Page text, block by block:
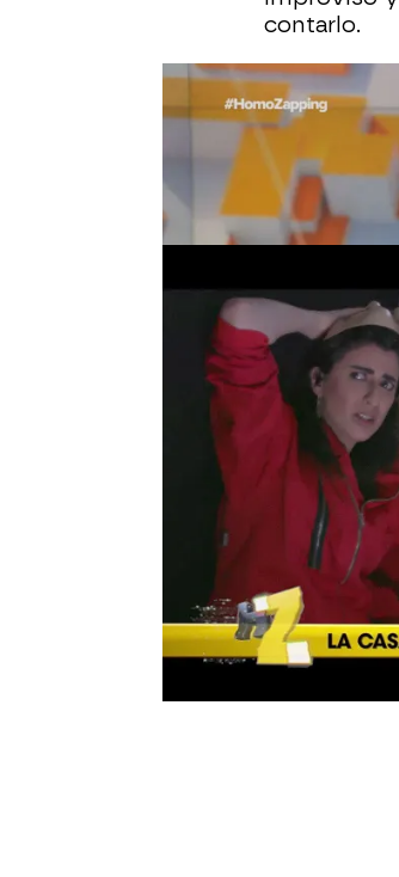
contarlo.
Moscú se
Los
pero
Terremoto
humor Homo